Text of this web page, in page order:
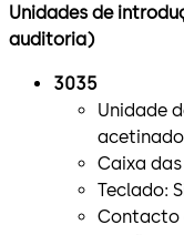
Unidades de
auditoria)
3035
Unidade
Caixa
Teclado:
Contacto